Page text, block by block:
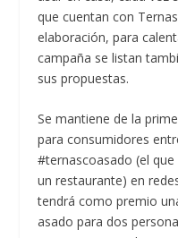
que cuentan con
elaboración, para
campaña se listan
sus propuestas.
Se mantiene de la
para consumidores
#ternascoasado (el
un restaurante) en
tendrá como premio
asado para dos